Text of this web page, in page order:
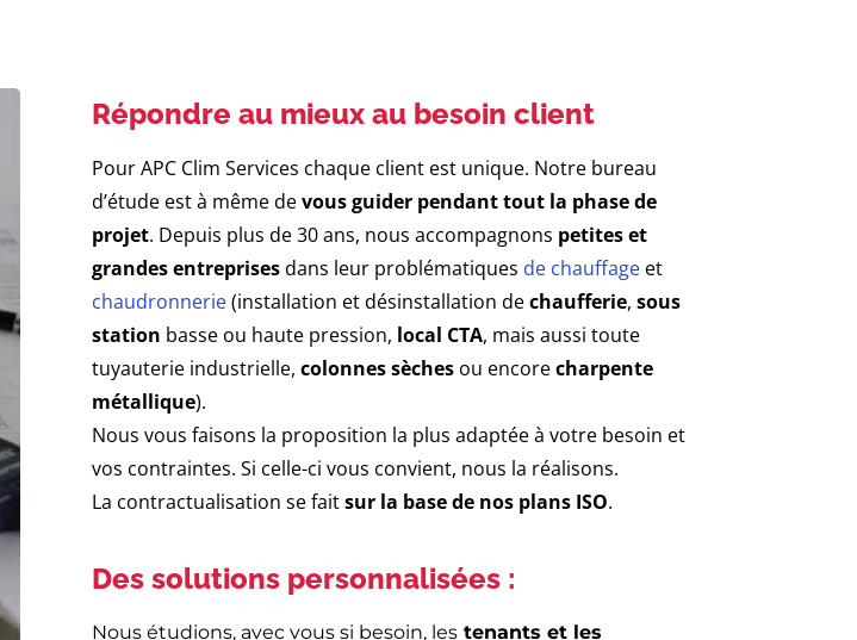
Répondre au mieux au besoin client
Pour APC Clim Services chaque client est unique. Notre bureau
d’étude est à même devous guider pendant tout la phase de
projet. Depuis plus de 30 ans, nous accompagnons petites et
grandes entreprisesdans leur problématiques de chauffageet
chaudronnerie(installation et désinstallation dechaufferie, sous
station basse ou haute pression, local CTA, mais aussi toute
tuyauterie industrielle, colonnes sèchesou encorecharpente
métallique).
Nous vous faisons la proposition la plus adaptée à votre besoin et
vos contraintes. Si celle-ci vous convient, nous la réalisons.
La contractualisation se faitsur la base de nos plans ISO.
Des solutions personnalisées :
Nous étudions, avec vous si besoin, lestenants et les